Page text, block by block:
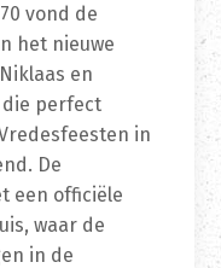
vond de
het nieuwe
en
perfect
in
De
een officiële
waar de
in de